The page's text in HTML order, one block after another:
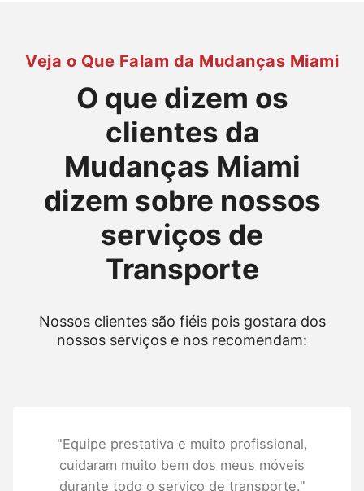
Veja o Que Falam da Mudanças Miami
O que dizem os
clientes da
Mudanças Miami
dizem sobre nossos
serviços de
Transporte
Nossos clientes são fiéis pois gostara dos
nossos serviços e nos recomendam:
"Equipe prestativa e muito profissional,
cuidaram muito bem dos meus móveis
durante todo o serviço de transporte."